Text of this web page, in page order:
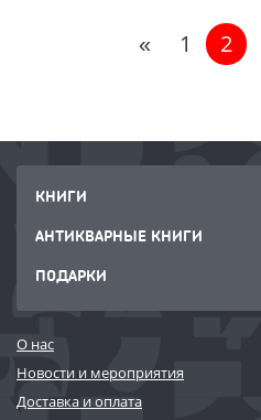
« 1 2
КНИГИ
АНТИКВАРНЫЕ КНИГИ
ПОДАРКИ
О нас
Новости и мероприятия
Доставка и оплата